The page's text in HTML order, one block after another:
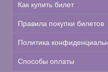
Как купить билет
Правила покупки билетов
Политика
Способы оплаты